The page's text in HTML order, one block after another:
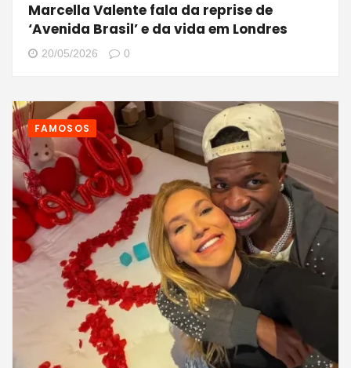
Marcella Valente fala da reprise de
‘Avenida Brasil’ e da vida em Londres
20/05/2026 0
FAMOSOS